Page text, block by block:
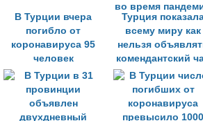
В Турции вчера
погибло от
коронавируса 95
человек
Турция
всему миру как
нельзя
комендантский
во время